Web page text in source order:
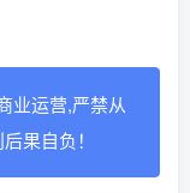
业运营,严禁从
果自负！